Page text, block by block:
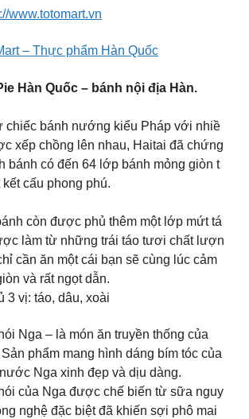
www.totomart.vn
– Thực phẩm Hàn Quốc
Hàn Quốc – bánh nội địa Hàn.
chiếc bánh nướng kiểu Pháp với nhiề
xếp chồng lên nhau, Haitai đã chứng
bánh có đến 64 lớp bánh mỏng giòn t
cấu phong phú.
còn được phủ thêm một lớp mứt tá
làm từ những trái táo tươi chất lượn
cần ăn một cái bạn sẽ cùng lúc cảm
và rất ngọt dẫn.
3 vị: táo, dâu, xoài
Nga – là món ăn truyền thống của
phẩm mang hình dáng bím tóc của
Nga xinh đẹp và dịu dàng.
của Nga được chế biến từ sữa nguy
nghệ đặc biệt đã khiến sợi phô mai